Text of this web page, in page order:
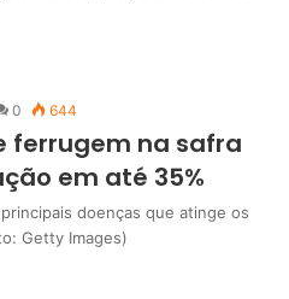
0 644
ferrugem na safra
em até 35%
doenças que atinge os
Getty Images)